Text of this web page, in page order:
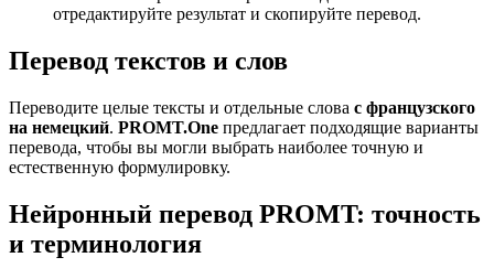
отредактируйте результат и скопируйте перевод.
Перевод текстов и слов
Переводите целые тексты и отдельные слова с французского
на немецкий. PROMT.One предлагает подходящие варианты
перевода, чтобы вы могли выбрать наиболее точную и
естественную формулировку.
Нейронный перевод PROMT: точность
и терминология